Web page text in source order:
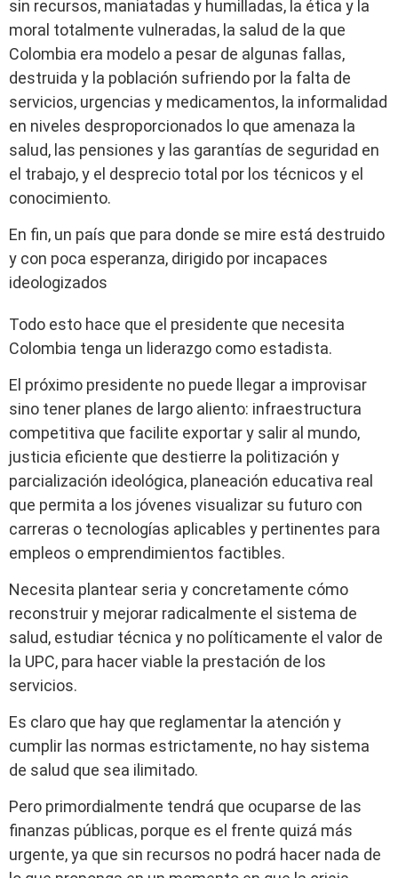
sin recursos, maniatadas y humilladas, la ética y la
moral totalmente vulneradas, la salud de la que
Colombia era modelo a pesar de algunas fallas,
destruida y la población sufriendo por la falta de
servicios, urgencias y medicamentos, la informalidad
en niveles desproporcionados lo que amenaza la
salud, las pensiones y las garantías de seguridad en
el trabajo, y el desprecio total por los técnicos y el
conocimiento.
En fin, un país que para donde se mire está destruido
y con poca esperanza, dirigido por incapaces
ideologizados
Todo esto hace que el presidente que necesita
Colombia tenga un liderazgo como estadista.
El próximo presidente no puede llegar a improvisar
sino tener planes de largo aliento: infraestructura
competitiva que facilite exportar y salir al mundo,
justicia eficiente que destierre la politización y
parcialización ideológica, planeación educativa real
que permita a los jóvenes visualizar su futuro con
carreras o tecnologías aplicables y pertinentes para
empleos o emprendimientos factibles.
Necesita plantear seria y concretamente cómo
reconstruir y mejorar radicalmente el sistema de
salud, estudiar técnica y no políticamente el valor de
la UPC, para hacer viable la prestación de los
servicios.
Es claro que hay que reglamentar la atención y
cumplir las normas estrictamente, no hay sistema
de salud que sea ilimitado.
Pero primordialmente tendrá que ocuparse de las
finanzas públicas, porque es el frente quizá más
urgente, ya que sin recursos no podrá hacer nada de